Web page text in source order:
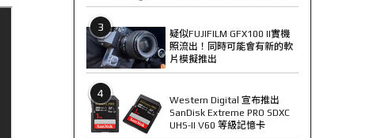
3
疑似FUJIFILM GFX100 II實機
照流出！同時可能會有新的軟
片模擬推出
4
Western Digital 宣布推出
SanDisk Extreme PRO SDXC
UHS-II V60 等級記憶卡